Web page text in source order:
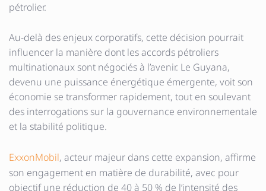
pétrolier.
Au-delà des enjeux corporatifs, cette décision pourrait
influencer la manière dont les accords pétroliers
multinationaux sont négociés à l’avenir. Le Guyana,
devenu une puissance énergétique émergente, voit son
économie se transformer rapidement, tout en soulevant
des interrogations sur la gouvernance environnementale
et la stabilité politique.
ExxonMobil, acteur majeur dans cette expansion, affirme
son engagement en matière de durabilité, avec pour
objectif une réduction de 40 à 50 % de l’intensité des